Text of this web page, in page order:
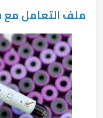
ملف التعامل مع